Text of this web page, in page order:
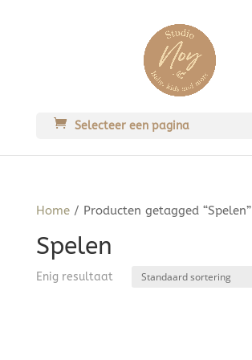
Selecteer een pagina
Home/ Producten getagged “Spelen”
Spelen
Enig resultaat